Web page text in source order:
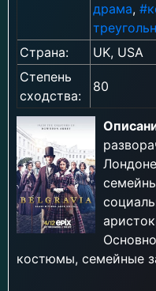
драма,
Страна:
UK, USA
Степень
сходства:
80
костюмы, семейные